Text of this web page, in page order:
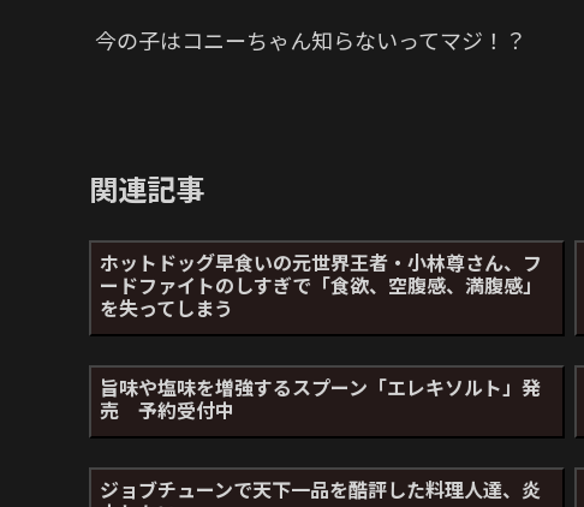
今の子はコニーちゃん知らないってマジ！？
関連記事
ホットドッグ早食いの元世界王者・小林尊さん、フ
ードファイトのしすぎで「食欲、空腹感、満腹感」
を失ってしまう
旨味や塩味を増強するスプーン「エレキソルト」発
売 予約受付中
ジョブチューンで天下一品を酷評した料理人達、炎